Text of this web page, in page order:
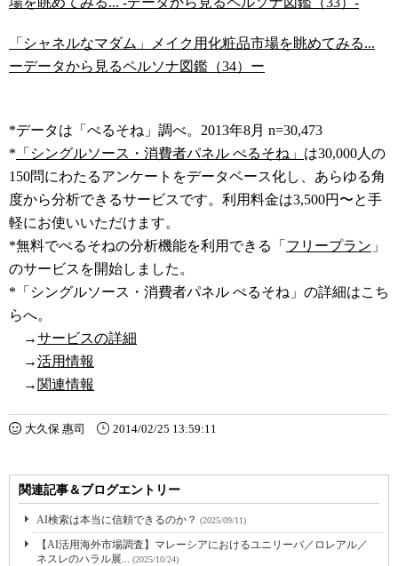
「シャネルなマダム」メイク用化粧品市場を眺めてみる...
ーデータから見るペルソナ図鑑（34）ー
*データは「ぺるそね」調べ。2013年8月 n=30,473
* 「シングルソース・消費者パネル ぺるそね」 は30,000人の
150問にわたるアンケートをデータベース化し、あらゆる角
度から分析できるサービスです。利用料金は3,500円〜と手
軽にお使いいただけます。
*無料でぺるそねの分析機能を利用できる「 フリープラン 」
のサービスを開始しました。
*「シングルソース・消費者パネル ぺるそね」の詳細はこち
らへ。
→サービスの詳細
→活用情報
→ 関連情報
大久保 惠司 2014/02/25 13:59:11
関連記事＆ブログエントリー
AI検索は本当に信頼できるのか？ (2025/09/11)
【AI活用海外市場調査】マレーシアにおけるユニリーバ／ロレアル／
ネスレのハラル展...
(2025/10/24)